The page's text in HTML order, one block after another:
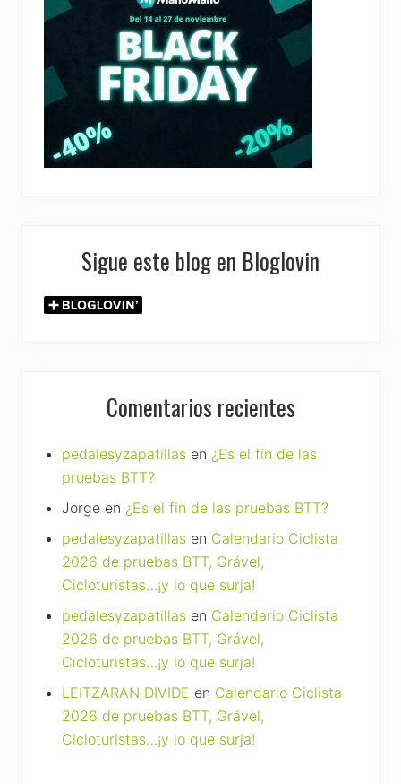
Sigue este blog en Bloglovin
Comentarios recientes
pedalesyzapatillas en ¿Es el fin de las
pruebas BTT?
Jorge en ¿Es el fin de las pruebas BTT?
pedalesyzapatillas en Calendario Ciclista
2026 de pruebas BTT, Grável,
Cicloturistas…¡y lo que surja!
pedalesyzapatillas en Calendario Ciclista
2026 de pruebas BTT, Grável,
Cicloturistas…¡y lo que surja!
LEITZARAN DIVIDE en Calendario Ciclista
2026 de pruebas BTT, Grável,
Cicloturistas…¡y lo que surja!